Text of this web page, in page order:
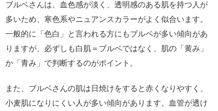
ブルベさんは、血色感が淡く、透明感のある肌を持つ人が
多いため、寒色系やニュアンスカラーがよく似合います。
一般的に「色白」と言われる方にもブルベが多い傾向があ
りますが、必ずしも白肌＝ブルベではなく、肌の「黄み」
か「青み」で判断するのがポイント。
また、ブルベさんの肌は日焼けをすると赤くなりやすく、
小麦肌になりにくい人が多い傾向があります。血管が透け